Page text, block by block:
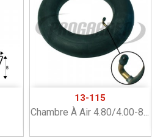
13-115
Chambre À Air 4.80/4.00-8...